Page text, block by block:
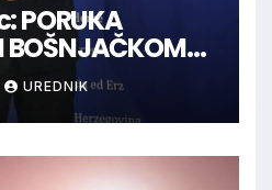
PORUKA
BOŠNJAČKOM
UREDNIK